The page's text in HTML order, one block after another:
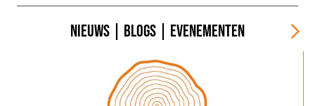
NIEUWS BLOGS EVENEMENTEN